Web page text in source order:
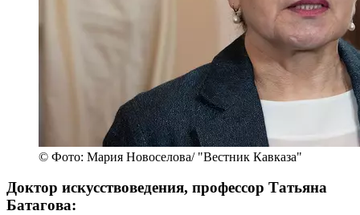
© Фото: Мария Новоселова/ "Вестник Кавказа"
Доктор искусствоведения, профессор Татьяна
Батагова: